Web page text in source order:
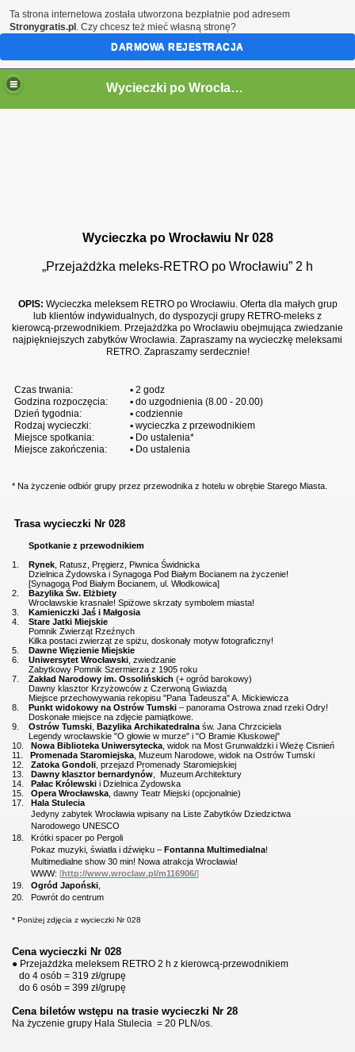
Wycieczki po Wrocławiu
Wycieczka po Wrocławiu Nr 028
„Przejażdżka meleks-RETRO po Wrocławiu” 2 h
OPIS: Wycieczka meleksem RETRO po Wrocławiu. Oferta dla małych grup
lub klientów indywidualnych, do dyspozycji grupy RETRO-meleks z
kierowcą-przewodnikiem. Przejażdżka po Wrocławiu obejmująca zwiedzanie
najpiękniejszych zabytków Wrocławia. Zapraszamy na wycieczkę meleksami
RETRO. Zapraszamy serdecznie!
Czas trwania:
Godzina rozpoczęcia:
Dzień tygodnia:
Rodzaj wycieczki:
Miejsce spotkania:
Miejsce zakończenia:
▪ 2 godz
▪ do uzgodnienia (8.00 - 20.00)
▪ codziennie
▪ wycieczka z przewodnikiem
▪ Do ustalenia*
▪ Do ustalenia
* Na życzenie odbiór grupy przez przewodnika z hotelu w obrębie Starego Miasta.
Trasa wycieczki Nr 028
Spotkanie z przewodnikiem
1.
Rynek , Ratusz, Pręgierz, Piwnica Świdnicka
Dzielnica Żydowska i Synagoga Pod Białym Bocianem na życzenie!
[Synagoga Pod Białym Bocianem, ul. Włodkowica]
2.
Bazylika Św. Elżbiety
Wrocławskie krasnale! Spiżowe skrzaty symbolem miasta!
3. Kamieniczki Jaś i Małgosia
4.
Stare Jatki Miejskie
Pomnik Zwierząt Rzeźnych
Kilka postaci zwierząt ze spiżu, doskonały motyw fotograficzny!
5.
Dawne Więzienie Miejskie
6.
Uniwersytet Wrocławski , zwiedzanie
Zabytkowy Pomnik Szermierza z 1905 roku
7.
Zakład Narodowy im. Ossolińskich (+ ogród barokowy)
Dawny klasztor Krzyżowców z Czerwoną Gwiazdą
Miejsce przechowywania rekopisu "Pana Tadeusza" A. Mickiewicza
8.
Punkt widokowy na Ostrów Tumski – panorama Ostrowa znad rzeki Odry!
Doskonałe miejsce na zdjęcie pamiątkowe.
9.
Ostrów Tumski Bazylika Archikatedralna św. Jana Chrzciciela
Legendy wrocławskie "O głowie w murze" i "O Bramie Kluskowej"
10.
Nowa Biblioteka Uniwersytecka , widok na Most Grunwaldzki i Wieżę Cisnień
11.
Promenada Staromiejska , Muzeum Narodowe, widok na Ostrów Tumski
12.
Zatoka Gondoli , przejazd Promenady Staromiejskiej
13.
Dawny klasztor bernardynów
Muzeum Architektury
14.
Pałac Królewski i Dzielnica Zydowska
15.
Opera Wrocławska , dawny Teatr Miejski (opcjonalnie)
17.
Hala Stulecia
Jedyny zabytek Wrocławia wpisany na Liste Zabytków Dziedzictwa
Narodowego UNESCO
18.
Krótki spacer po Pergoli
Pokaz muzyki, światła i dźwięku – Fontanna Multimedialna!
Multimedialne show 30 min! Nowa atrakcja Wrocławia!
WWW: [http://www.wroclaw.pl/m116906/]
19.
Ogród Japoński
20.
Powrót do centrum
* Poniżej zdjęcia z wycieczki Nr 028
Cena wycieczki Nr 028
● Przejażdżka meleksem RETRO 2 h z kierowcą-przewodnikiem
do 4 osób = 319 zł/grupę
do 6 osób = 399 zł/grupę
Cena biletów wstępu na trasie wycieczki Nr 28
Na życzenie grupy Hala Stulecia = 20 PLN/os.
Ta strona internetowa została utworzona bezpłatnie pod adresem
Stronygratis.pl . Czy chcesz też mieć własną stronę?
DARMOWA REJESTRACJA